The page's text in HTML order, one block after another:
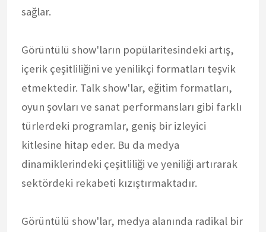
sağlar.
Görüntülü show'ların popülaritesindeki artış,
içerik çeşitliliğini ve yenilikçi formatları teşvik
etmektedir. Talk show'lar, eğitim formatları,
oyun şovları ve sanat performansları gibi farklı
türlerdeki programlar, geniş bir izleyici
kitlesine hitap eder. Bu da medya
dinamiklerindeki çeşitliliği ve yeniliği artırarak
sektördeki rekabeti kızıştırmaktadır.
Görüntülü show'lar, medya alanında radikal bir